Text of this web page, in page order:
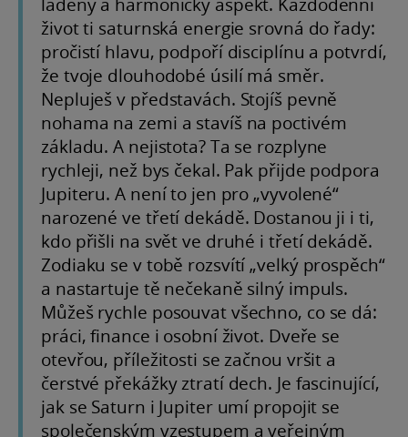
život ti saturnská energie srovná do řady:
pročistí hlavu, podpoří disciplínu a potvrdí,
že tvoje dlouhodobé úsilí má směr.
Nepluješ v představách. Stojíš pevně
nohama na zemi a stavíš na poctivém
základu. A nejistota? Ta se rozplyne
rychleji, než bys čekal. Pak přijde podpora
Jupiteru. A není to jen pro „vyvolené“
narozené ve třetí dekádě. Dostanou ji i ti,
kdo přišli na svět ve druhé i třetí dekádě.
Zodiaku se v tobě rozsvítí „velký prospěch“
a nastartuje tě nečekaně silný impuls.
Můžeš rychle posouvat všechno, co se dá:
práci, finance i osobní život. Dveře se
otevřou, příležitosti se začnou vršit a
čerstvé překážky ztratí dech. Je fascinující,
jak se Saturn i Jupiter umí propojit se
společenským vzestupem a veřejným